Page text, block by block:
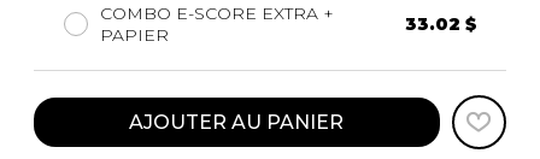
COMBO E-SCORE EXTRA +
PAPIER
33.02 $
AJOUTER AU PANIER